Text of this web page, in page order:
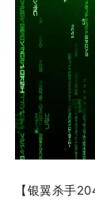
【银翼杀手